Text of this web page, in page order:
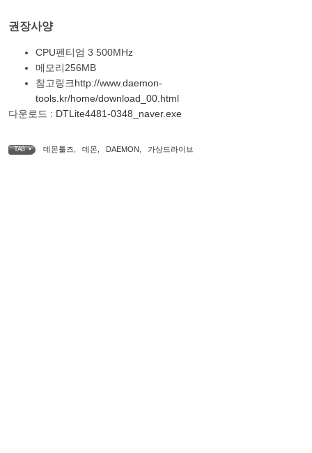
권장사양
CPU펜티엄 3 500MHz
메모리256MB
참고링크http://www.daemon-
tools.kr/home/download_00.html
다운로드 : DTLite4481-0348_naver.exe
TAG • 데몬툴즈 데몬 DAEMON 가상드라이브